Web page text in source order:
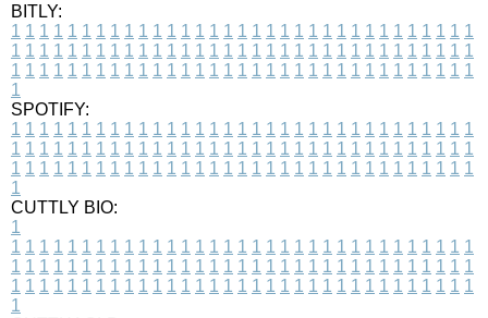
BITLY:
1 1 1 1 1 1 1 1 1 1 1 1 1 1 1 1 1 1 1 1 1 1 1 1 1 1 1 1 1 1 1 1 1
1 1 1 1 1 1 1 1 1 1 1 1 1 1 1 1 1 1 1 1 1 1 1 1 1 1 1 1 1 1 1 1 1
1 1 1 1 1 1 1 1 1 1 1 1 1 1 1 1 1 1 1 1 1 1 1 1 1 1 1 1 1 1 1 1 1
1
SPOTIFY:
1 1 1 1 1 1 1 1 1 1 1 1 1 1 1 1 1 1 1 1 1 1 1 1 1 1 1 1 1 1 1 1 1
1 1 1 1 1 1 1 1 1 1 1 1 1 1 1 1 1 1 1 1 1 1 1 1 1 1 1 1 1 1 1 1 1
1 1 1 1 1 1 1 1 1 1 1 1 1 1 1 1 1 1 1 1 1 1 1 1 1 1 1 1 1 1 1 1 1
1
CUTTLY BIO:
1
1 1 1 1 1 1 1 1 1 1 1 1 1 1 1 1 1 1 1 1 1 1 1 1 1 1 1 1 1 1 1 1 1
1 1 1 1 1 1 1 1 1 1 1 1 1 1 1 1 1 1 1 1 1 1 1 1 1 1 1 1 1 1 1 1 1
1 1 1 1 1 1 1 1 1 1 1 1 1 1 1 1 1 1 1 1 1 1 1 1 1 1 1 1 1 1 1 1 1
1